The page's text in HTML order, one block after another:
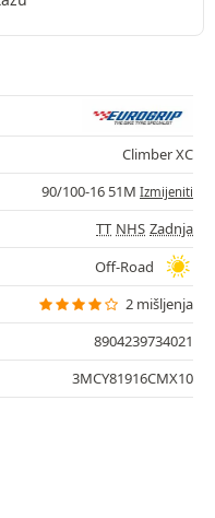
Climber XC
90/100-16 51M Izmijeniti
TT NHS Zadnja
Off-Road
2 mišljenja
8904239734021
3MCY81916CMX10